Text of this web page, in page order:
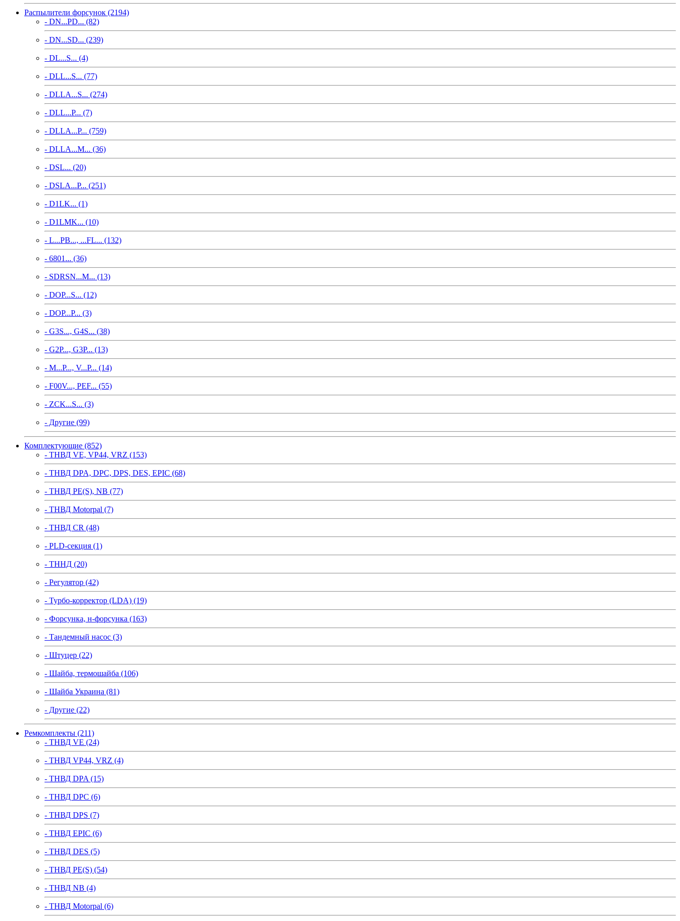
Распылители форсунок (2194)
- DN...PD... (82)
- DN...SD... (239)
- DL...S... (4)
- DLL...S... (77)
- DLLA...S... (274)
- DLL...P... (7)
- DLLA...P... (759)
- DLLA...M... (36)
- DSL... (20)
- DSLA...P... (251)
- D1LK... (1)
- D1LMK... (10)
- L...PB..., ...FL... (132)
- 6801... (36)
- SDRSN...M... (13)
- DOP...S... (12)
- DOP...P... (3)
- G3S..., G4S... (38)
- G2P..., G3P... (13)
- M...P..., V...P... (14)
- F00V..., PEF... (55)
- ZCK...S... (3)
- Другие (99)
Комплектующие (852)
- ТНВД VE, VP44, VRZ (153)
- ТНВД DPA, DPC, DPS, DES, EPIC (68)
- ТНВД PE(S), NB (77)
- ТНВД Motorpal (7)
- ТНВД CR (48)
- PLD-секция (1)
- ТННД (20)
- Регулятор (42)
- Турбо-корректор (LDA) (19)
- Форсунка, н-форсунка (163)
- Тандемный насос (3)
- Штуцер (22)
- Шайба, термошайба (106)
- Шайба Украина (81)
- Другие (22)
Ремкомплекты (211)
- ТНВД VE (24)
- ТНВД VP44, VRZ (4)
- ТНВД DPA (15)
- ТНВД DPC (6)
- ТНВД DPS (7)
- ТНВД EPIC (6)
- ТНВД DES (5)
- ТНВД PE(S) (54)
- ТНВД NB (4)
- ТНВД Motorpal (6)